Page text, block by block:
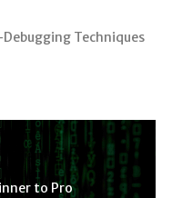
Techniques
to Pro